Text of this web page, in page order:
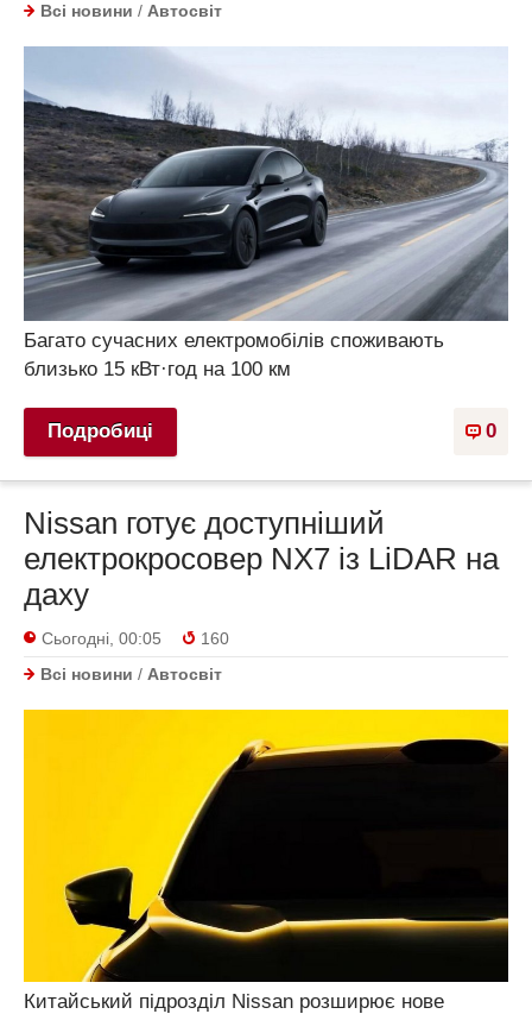
Всі новини / Автосвіт
Багато сучасних електромобілів споживають
близько 15 кВт·год на 100 км
0
Подробиці
Nissan готує доступніший
електрокросовер NX7 із LiDAR на
даху
Сьогодні, 00:05
160
Всі новини / Автосвіт
Китайський підрозділ Nissan розширює нове